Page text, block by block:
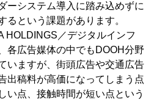
ーシステム導入に踏み込めずに
るという課題があります。
HOLDINGS／デジタルインフ
各広告媒体の中でもDOOH分野
いますが、街頭広告や交通広告
出稿料が高価になってしまう点
い点、接触時間が短い点という